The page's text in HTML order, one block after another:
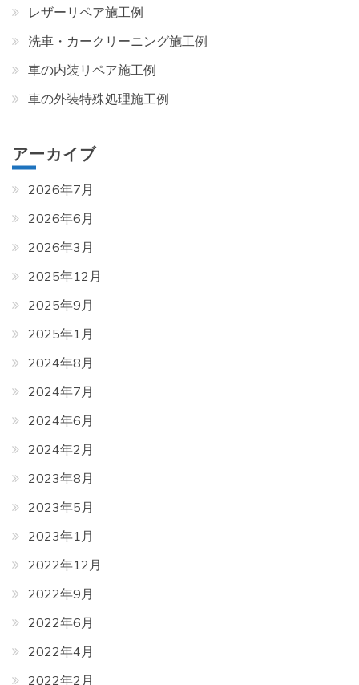
レザーリペア施工例
洗車・カークリーニング施工例
車の内装リペア施工例
車の外装特殊処理施工例
アーカイブ
2026年7月
2026年6月
2026年3月
2025年12月
2025年9月
2025年1月
2024年8月
2024年7月
2024年6月
2024年2月
2023年8月
2023年5月
2023年1月
2022年12月
2022年9月
2022年6月
2022年4月
2022年2月